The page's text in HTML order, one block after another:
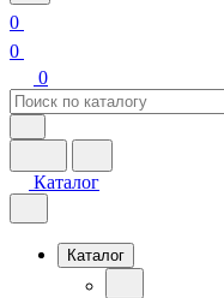
0
0
0
Каталог
Каталог